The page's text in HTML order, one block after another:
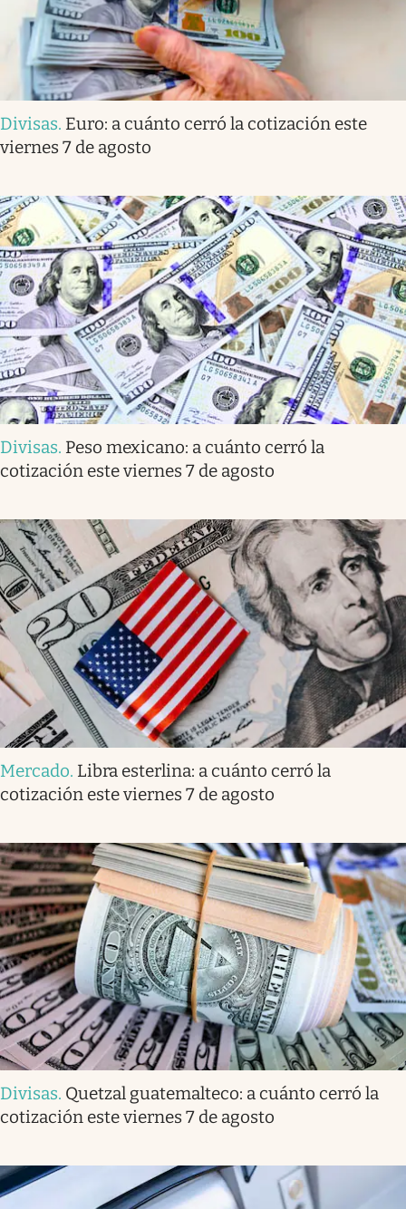
Divisas. Euro: a cuánto cerró la cotización este
viernes 7 de agosto
Divisas. Peso mexicano: a cuánto cerró la
cotización este viernes 7 de agosto
Mercado. Libra esterlina: a cuánto cerró la
cotización este viernes 7 de agosto
Divisas. Quetzal guatemalteco: a cuánto cerró la
cotización este viernes 7 de agosto